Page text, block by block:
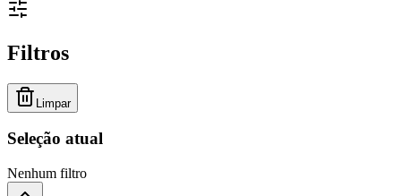
Filtros
Limpar
Seleção atual
Nenhum filtro